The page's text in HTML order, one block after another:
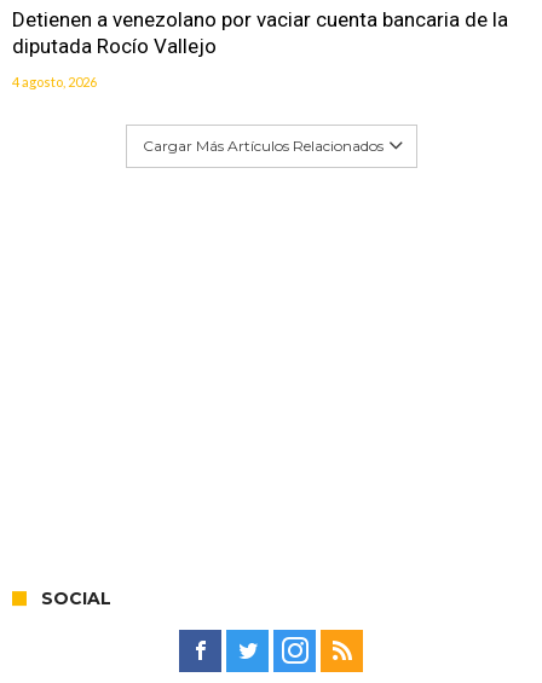
Detienen a venezolano por vaciar cuenta bancaria de la
diputada Rocío Vallejo
4 agosto, 2026
Cargar Más Artículos Relacionados
SOCIAL